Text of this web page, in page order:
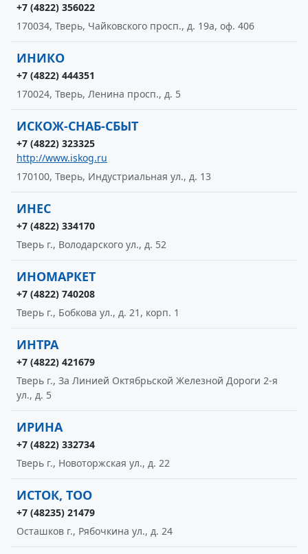
+7 (4822) 356022
170034, Тверь, Чайковского просп., д. 19а, оф. 406
ИНИКО
+7 (4822) 444351
170024, Тверь, Ленина просп., д. 5
ИСКОЖ-СНАБ-СБЫТ
+7 (4822) 323325
http://www.iskog.ru
170100, Тверь, Индустриальная ул., д. 13
ИНЕС
+7 (4822) 334170
Тверь г., Володарского ул., д. 52
ИНОМАРКЕТ
+7 (4822) 740208
Тверь г., Бобкова ул., д. 21, корп. 1
ИНТРА
+7 (4822) 421679
Тверь г., За Линией Октябрьской Железной Дороги 2-я
ул., д. 5
ИРИНА
+7 (4822) 332734
Тверь г., Новоторжская ул., д. 22
ИСТОК, ТОО
+7 (48235) 21479
Осташков г., Рябочкина ул., д. 24